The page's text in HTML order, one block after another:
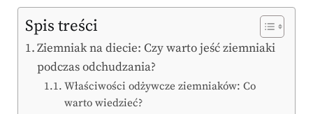
Spis treści
Ziemniak na diecie: Czy warto jeść ziemniaki
podczas odchudzania?
Właściwości odżywcze ziemniaków: Co
warto wiedzieć?